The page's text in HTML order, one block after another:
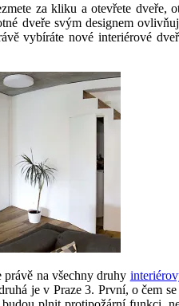
za kliku a otevřete
dveře svým designem
vybíráte nové interiérové
právě na všechny druhy
je v Praze 3. První, o čem